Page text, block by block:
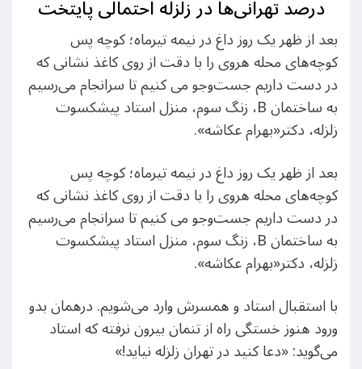
درصد تهرانی‌ها در زلزله احتمالی پایتخت
بعد از ظهر یک روز داغ در نیمه تیرماه؛ کوچه پس‌
کوچه‌های محله هروی را با دقت از روی کاغذ نشانی که
در دست داریم جست‌و‌جو می کنیم تا سرانجام می‌رسیم
به ساختمان B، زنگ سوم، منزل استاد پیشکسوت
زلزله، دکتر«بهرام عکاشه».
بعد از ظهر یک روز داغ در نیمه تیرماه؛ کوچه پس‌
کوچه‌های محله هروی را با دقت از روی کاغذ نشانی که
در دست داریم جست‌و‌جو می کنیم تا سرانجام می‌رسیم
به ساختمان B، زنگ سوم، منزل استاد پیشکسوت
زلزله، دکتر«بهرام عکاشه».
با استقبال استاد و همسرش وارد می‌شویم. درهمان بدو
ورود هنوز خستگی راه از تنمان بیرون نرفته که استاد
می‌گوید: «دعا کنید در تهران زلزله نیاید!»